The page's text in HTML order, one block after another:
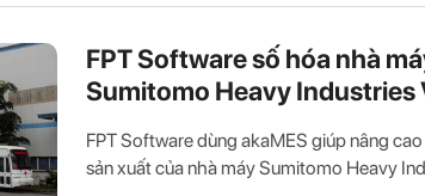
FPT Software số hóa nhà
Sumitomo Heavy Industries
FPT Software dùng akaMES giúp nâng
sản xuất của nhà máy Sumitomo Heavy